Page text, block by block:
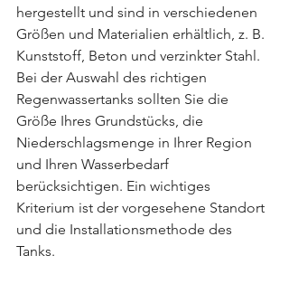
hergestellt und sind in verschiedenen
Größen und Materialien erhältlich, z. B.
Kunststoff, Beton und verzinkter Stahl.
Bei der Auswahl des richtigen
Regenwassertanks sollten Sie die
Größe Ihres Grundstücks, die
Niederschlagsmenge in Ihrer Region
und Ihren Wasserbedarf
berücksichtigen. Ein wichtiges
Kriterium ist der vorgesehene Standort
und die Installationsmethode des
Tanks.